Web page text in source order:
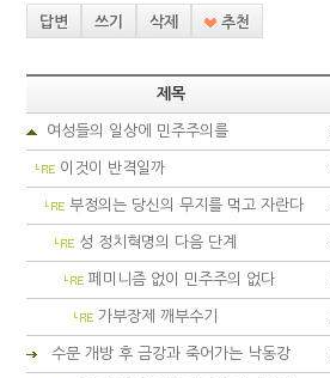
답변 쓰기 삭제 추천
제목
여성들의 일상에 민주주의를
이것이 반격일까
부정의는 당신의 무지를 먹고 자란다
성 정치혁명의 다음 단계
페미니즘 없이 민주주의 없다
가부장제 깨부수기
수문 개방 후 금강과 죽어가는 낙동강